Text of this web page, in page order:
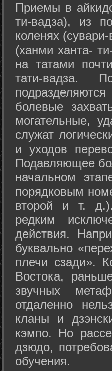
Приемы в
ти-вадза), из
коленях
(ханми ханта-
на татами
тати-вадза.
болевые
могательные,
служат
и уходов
Подавляющее
начальном
порядковым
второй и т.
редким
действия.
буквально
плечи сзади».
Востока,
звучных
отдаленно
кланы и
кэмпо. Но
дзюдо,
обучения.